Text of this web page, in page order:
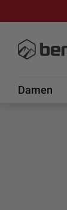
Damen